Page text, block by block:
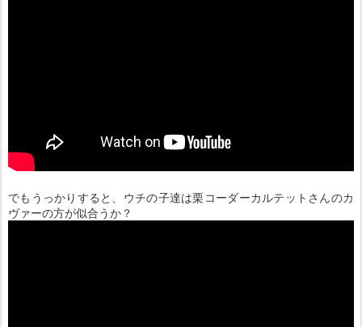
でもうっかりすると、ウチの子達は栗コーダーカルテットさんのカ
ヴァーの方が似合うか？